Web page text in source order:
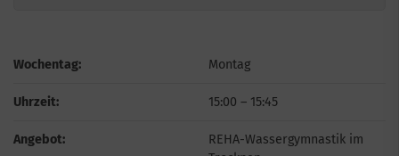
Wochentag: Montag
Uhrzeit: 15:00 – 15:45
Angebot:
REHA-Wassergymnastik im